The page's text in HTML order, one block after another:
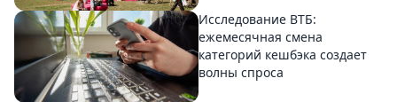
Исследование ВТБ:
ежемесячная смена
категорий кешбэка создает
волны спроса